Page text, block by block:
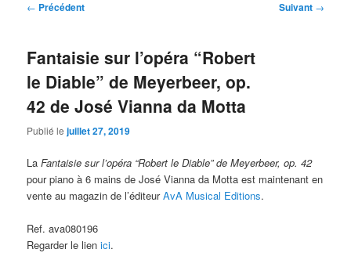
Navigation
← Précédent Suivant →
Fantaisie sur l’opéra “Robert
le Diable” de Meyerbeer, op.
42 de José Vianna da Motta
Publié lejuillet 27, 2019
LaFantaisie sur l’opéra “Robert le Diable” de Meyerbeer, op. 42
pour piano à 6 mains de José Vianna da Motta est maintenant en
vente au magazin de l’éditeurAvA Musical Editions.
Ref. ava080196
Regarder le lienici.